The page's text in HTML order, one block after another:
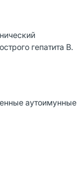
гепатита В.
аутоимунные